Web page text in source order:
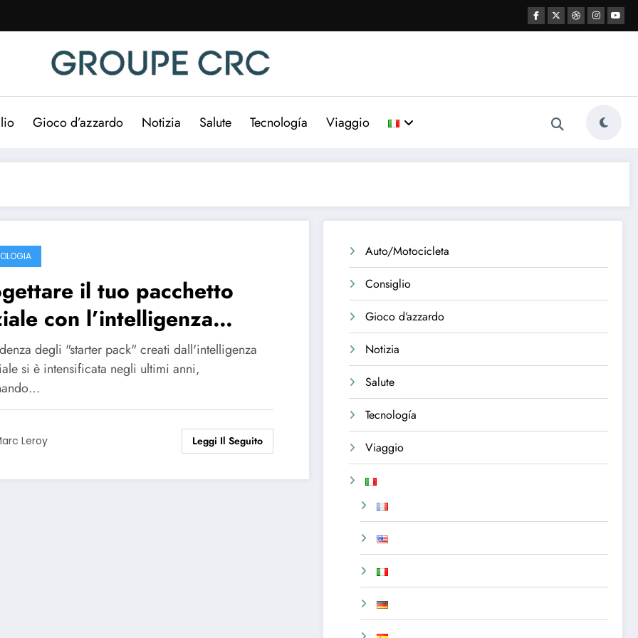
Gioco d’azzardo Notizia Salute Tecnología Viaggio
il tuo pacchetto
con l’intelligenza
realtà o mito di uno
di energia?
degli "starter pack" creati dall'intelligenza
si è intensificata negli ultimi anni,
Leroy Leggi Il Seguito
Auto/Motocicleta
Consiglio
Gioco d’azzardo
Notizia
Salute
Tecnología
Viaggio